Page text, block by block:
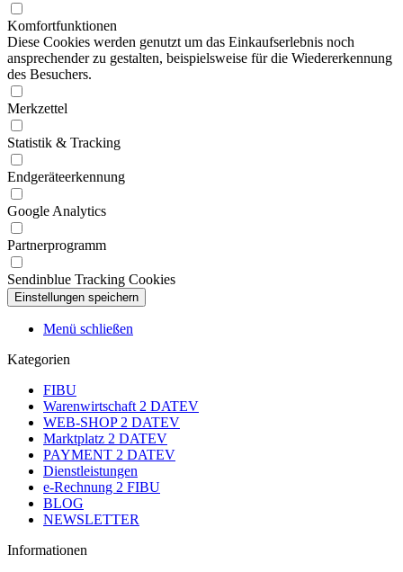
Komfortfunktionen
Diese Cookies werden genutzt um das Einkaufserlebnis noch
ansprechender zu gestalten, beispielsweise für die Wiedererkennung
des Besuchers.
Merkzettel
Statistik & Tracking
Endgeräteerkennung
Google Analytics
Partnerprogramm
Sendinblue Tracking Cookies
Menü schließen
Kategorien
FIBU
Warenwirtschaft 2 DATEV
WEB-SHOP 2 DATEV
Marktplatz 2 DATEV
PAYMENT 2 DATEV
Dienstleistungen
e-Rechnung 2 FIBU
BLOG
NEWSLETTER
Informationen